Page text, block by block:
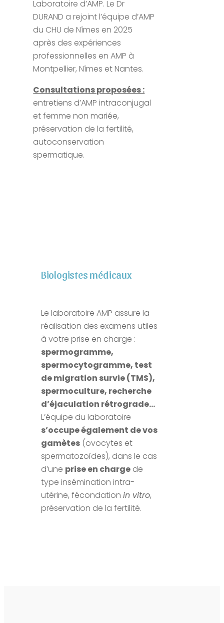
Biologistes médicaux
Le laboratoire AMP assure la
réalisation des examens utiles
à votre prise en charge :
spermogramme,
spermocytogramme, test
de migration survie (TMS),
spermoculture, recherche
d’éjaculation rétrograde…
L’équipe du laboratoire
s’occupe également de vos
gamètes(ovocytes et
spermatozoïdes), dans le cas
d’une prise en chargede
type insémination intra-
utérine, fécondation in vitro,
préservation de la fertilité.
Laboratoire d’AMP. Le Dr
DURAND a rejoint l’équipe d’AMP
du CHU de Nîmes en 2025
après des expériences
professionnelles en AMP à
Montpellier, Nîmes et Nantes.
Consultations proposées :
entretiens d’AMP intraconjugal
et femme non mariée,
préservation de la fertilité,
autoconservation
spermatique.